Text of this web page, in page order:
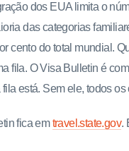
dos EUA limita o
das categorias
cento do total mundial.
fila. O Visa Bulletin é
está. Sem ele, todos
fica emtravel.state.gov.